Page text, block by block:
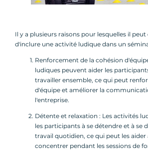
Il y a plusieurs raisons pour lesquelles il
d'inclure une activité ludique dans un
Renforcement de la cohésion
ludiques peuvent aider les
travailler ensemble, ce qui peut
d'équipe et améliorer la
l'entreprise.
Détente et relaxation : Les activités
les participants à se détendre et à se
travail quotidien, ce qui peut les aider
concentrer pendant les sessions de